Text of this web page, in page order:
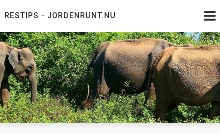
toRESTIPS - JORDENRUNT.NU
Jordenrunt.nu
Tusen Restips från hela världen